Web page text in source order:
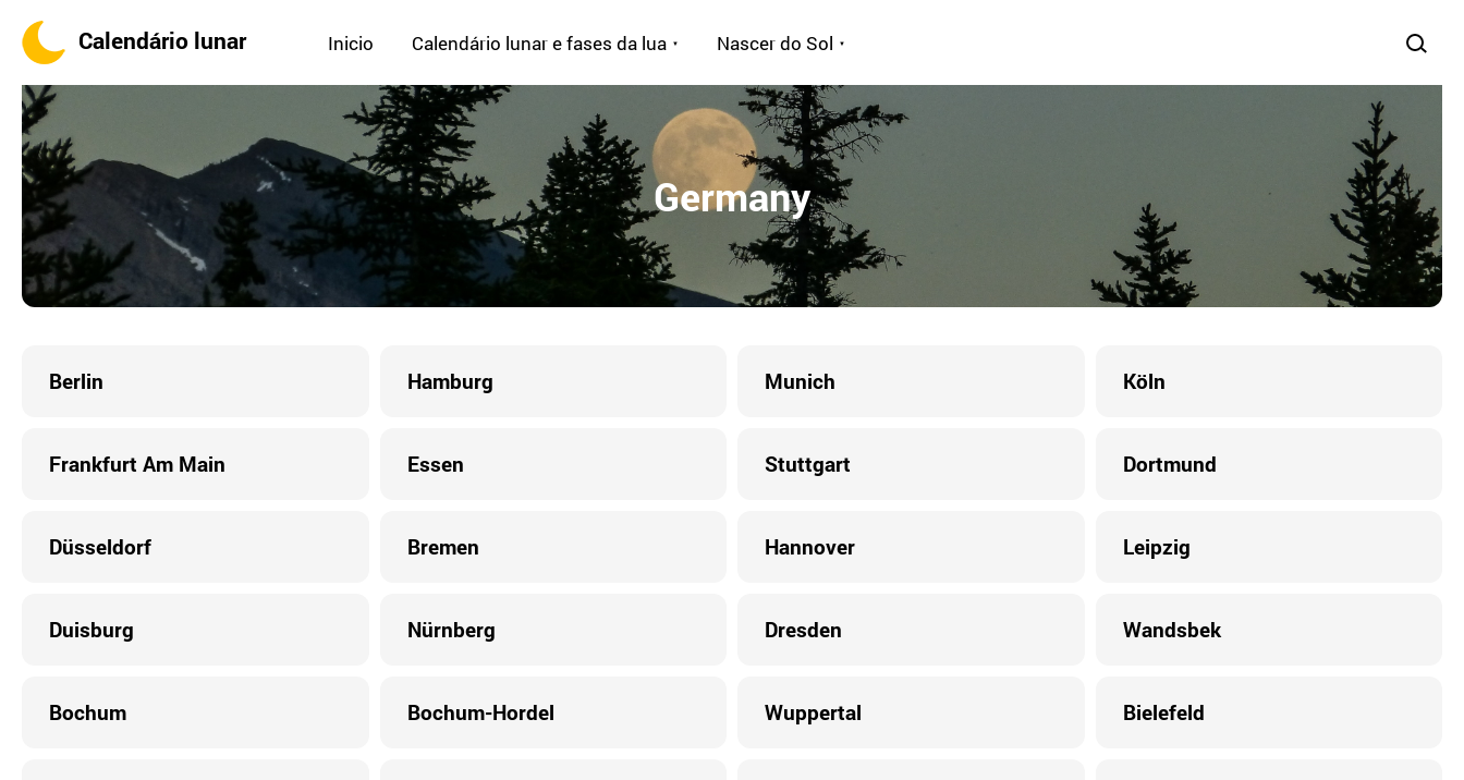
Calendário lunar Inicio Calendário lunar e fases da lua Nascer do Sol
Germany
Berlin Hamburg Munich Köln
Frankfurt Am Main Essen Stuttgart Dortmund
Düsseldorf Bremen Hannover Leipzig
Duisburg Nürnberg Dresden Wandsbek
Bochum Bochum-Hordel Wuppertal Bielefeld